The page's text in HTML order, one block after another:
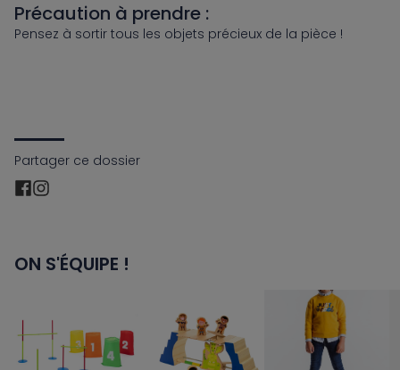
Précaution à prendre :
Pensez à sortir tous les objets précieux de la pièce !
Partager ce dossier
ON S'ÉQUIPE !